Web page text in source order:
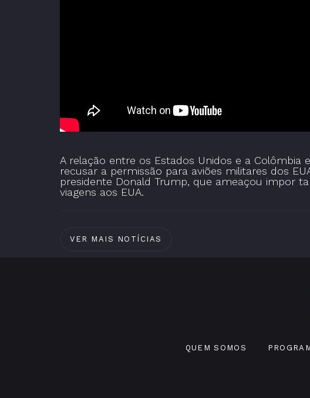
A relação entre os Estados Unidos e a
recusar a permissão para aviões militares dos
presidente Donald Trump, que ameaçou impor
viagens aos EUA.
VER MAIS NOTÍCIAS
QUEM SOMOS